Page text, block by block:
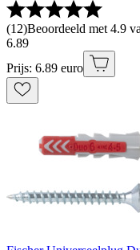
(12)Beoordeeld met 4.9
6.89
Prijs: 6.89 euro